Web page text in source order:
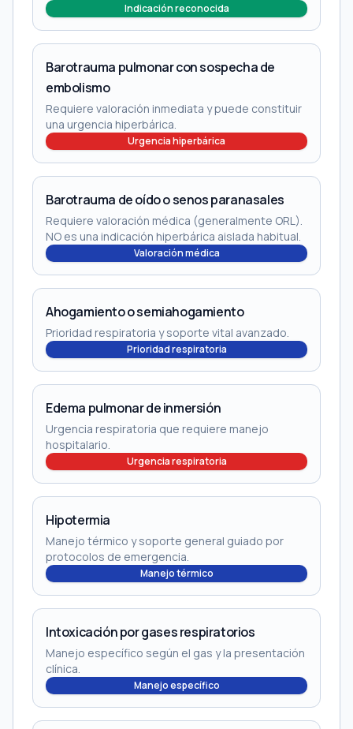
Indicación reconocida
Barotrauma pulmonar con sospecha de
embolismo
Requiere valoración inmediata y puede constituir
una urgencia hiperbárica.
Urgencia hiperbárica
Barotrauma de oído o senos paranasales
Requiere valoración médica (generalmente ORL).
NO es una indicación hiperbárica aislada habitual.
Valoración médica
Ahogamiento o semiahogamiento
Prioridad respiratoria y soporte vital avanzado.
Prioridad respiratoria
Edema pulmonar de inmersión
Urgencia respiratoria que requiere manejo
hospitalario.
Urgencia respiratoria
Hipotermia
Manejo térmico y soporte general guiado por
protocolos de emergencia.
Manejo térmico
Intoxicación por gases respiratorios
Manejo específico según el gas y la presentación
clínica.
Manejo específico